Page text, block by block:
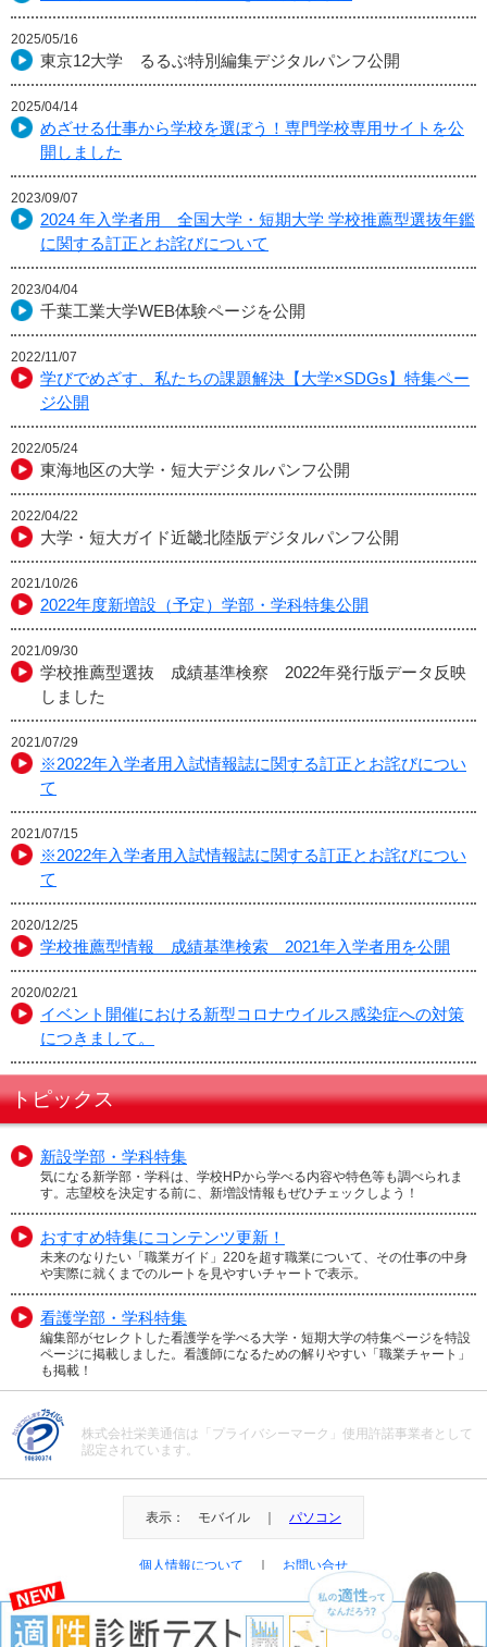
2025/05/16
東京12大学 るるぶ特別編集デジタルパンフ公開
2025/04/14
めざせる仕事から学校を選ぼう！専門学校専用サイトを公
開しました
2023/09/07
2024 年入学者用 全国大学・短期大学 学校推薦型選抜年鑑
に関する訂正とお詫びについて
2023/04/04
千葉工業大学WEB体験ページを公開
2022/11/07
学びでめざす、私たちの課題解決【大学×SDGs】特集ペー
ジ公開
2022/05/24
東海地区の大学・短大デジタルパンフ公開
2022/04/22
大学・短大ガイド近畿北陸版デジタルパンフ公開
2021/10/26
2022年度新増設（予定）学部・学科特集公開
2021/09/30
学校推薦型選抜 成績基準検察 2022年発行版データ反映
しました
2021/07/29
※2022年入学者用入試情報誌に関する訂正とお詫びについ
て
2021/07/15
※2022年入学者用入試情報誌に関する訂正とお詫びについ
て
2020/12/25
学校推薦型情報 成績基準検索 2021年入学者用を公開
2020/02/21
イベント開催における新型コロナウイルス感染症への対策
につきまして。
トピックス
新設学部・学科特集
気になる新学部・学科は、学校HPから学べる内容や特色等も調べられま
す。志望校を決定する前に、新増設情報もぜひチェックしよう！
おすすめ特集にコンテンツ更新！
未来のなりたい「職業ガイド」220を超す職業について、その仕事の中身
や実際に就くまでのルートを見やすいチャートで表示。
看護学部・学科特集
編集部がセレクトした看護学を学べる大学・短期大学の特集ページを特設
ページに掲載しました。看護師になるための解りやすい「職業チャート」
も掲載！
株式会社栄美通信は「プライバシーマーク」使用許諾事業者として
認定されています。
表示： モバイル ｜ パソコン
個人情報について お問い合せ
＠Eibi Tsushin All Right Reserved.